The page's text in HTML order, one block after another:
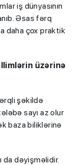
iş dünyasının
Əsas fərq
daha çox praktik
üzərinə
şəkildə
sayı az olur
baza biliklərinə
da dəyişməlidir.